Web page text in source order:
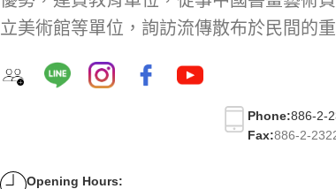
立美術館等單位，詢訪流傳散布於民間的
Phone:886-2-
Fax:886-2-
Opening Hours: